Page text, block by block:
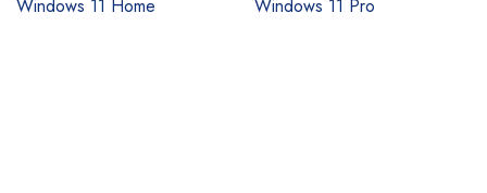
Windows 11 Home
Windows 11 Pro